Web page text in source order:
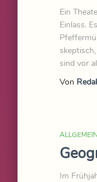
Ein
Einlass.
sind vor
Von
ALLGEMEIN
Im